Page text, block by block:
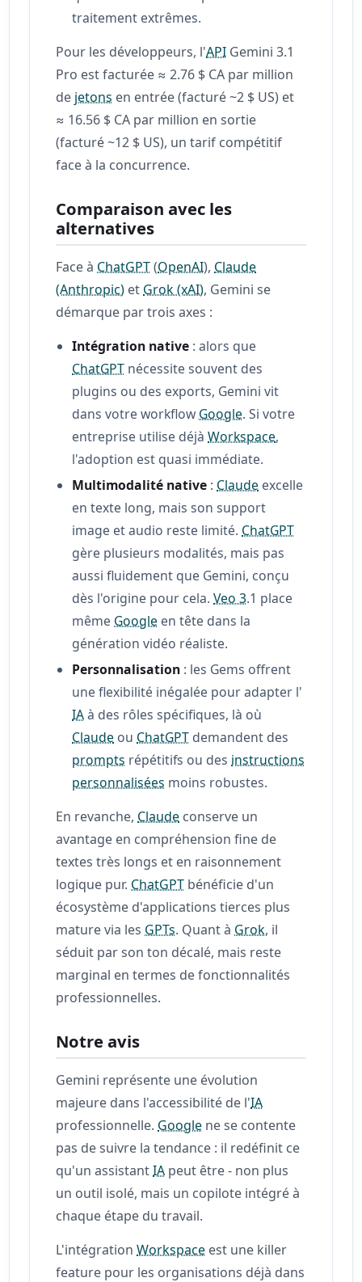
traitement extrêmes.
Pour les développeurs, l'API Gemini 3.1
Pro est facturée ≈ 2.76 $ CA par million
de jetons en entrée (facturé ~2 $ US) et
≈ 16.56 $ CA par million en sortie
(facturé ~12 $ US), un tarif compétitif
face à la concurrence.
Comparaison avec les
alternatives
Face à ChatGPT(OpenAI), Claude
(Anthropic) et Grok (xAI), Gemini se
démarque par trois axes :
Intégration native : alors que
ChatGPT nécessite souvent des
plugins ou des exports, Gemini vit
dans votre workflow Google. Si votre
entreprise utilise déjàWorkspace,
l'adoption est quasi immédiate.
Multimodalité native : Claude excelle
en texte long, mais son support
image et audio reste limité. ChatGPT
gère plusieurs modalités, mais pas
aussi fluidement que Gemini, conçu
dès l'origine pour cela.Veo 3.1 place
même Google en tête dans la
génération vidéo réaliste.
Personnalisation : les Gems offrent
une flexibilité inégalée pour adapter l'
IAà des rôles spécifiques, là où
Claude ou ChatGPT demandent des
prompts répétitifs ou des instructions
personnalisées moins robustes.
En revanche, Claude conserve un
avantage en compréhension fine de
textes très longs et en raisonnement
logique pur. ChatGPT bénéficie d'un
écosystème d'applications tierces plus
mature via les GPTs. Quant à Grok, il
séduit par son ton décalé, mais reste
marginal en termes de fonctionnalités
professionnelles.
Notre avis
Gemini représente une évolution
majeure dans l'accessibilité de l'IA
professionnelle. Google ne se contente
pas de suivre la tendance : il redéfinit ce
qu'un assistantIA peut être - non plus
un outil isolé, mais un copilote intégré à
chaque étape du travail.
L'intégrationWorkspace est une killer
feature pour les organisations déjà dans